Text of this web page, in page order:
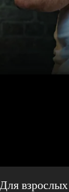
Для взрослых